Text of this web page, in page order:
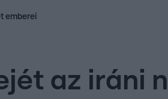
emberei
az iráni